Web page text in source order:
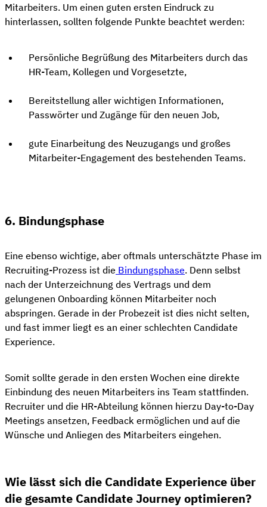
Mitarbeiters. Um einen guten ersten Eindruck zu
hinterlassen, sollten folgende Punkte beachtet werden:
Persönliche Begrüßung des Mitarbeiters durch das
HR-Team, Kollegen und Vorgesetzte,
Bereitstellung aller wichtigen Informationen,
Passwörter und Zugänge für den neuen Job,
gute Einarbeitung des Neuzugangs und großes
Mitarbeiter-Engagement des bestehenden Teams.
6. Bindungsphase
Eine ebenso wichtige, aber oftmals unterschätzte Phase im
Recruiting-Prozess ist die Bindungsphase. Denn selbst
nach der Unterzeichnung des Vertrags und dem
gelungenen Onboarding können Mitarbeiter noch
abspringen. Gerade in der Probezeit ist dies nicht selten,
und fast immer liegt es an einer schlechten Candidate
Experience.
Somit sollte gerade in den ersten Wochen eine direkte
Einbindung des neuen Mitarbeiters ins Team stattfinden.
Recruiter und die HR-Abteilung können hierzu Day-to-Day
Meetings ansetzen, Feedback ermöglichen und auf die
Wünsche und Anliegen des Mitarbeiters eingehen.
Wie lässt sich die Candidate Experience über
die gesamte Candidate Journey optimieren?